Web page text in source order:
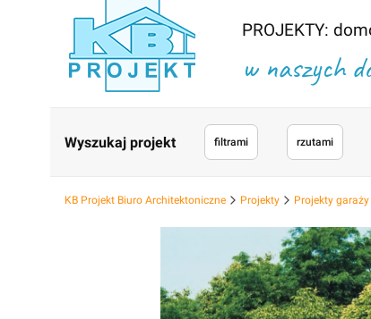
PROJEKTY:
w naszych
Wyszukaj projekt filtrami rzutami
KB Projekt Biuro Architektoniczne Projekty Projekty